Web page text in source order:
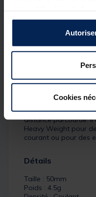
Cookies
Description
Description
flancs plats qui
actions tels que des
ou encore des
gravité est ici
stabiliser le vol lors
distance parcourue. Il
Heavy Weight pour
courant ou pour des
Détails
Taille : 50mm
Poids : 4.5g